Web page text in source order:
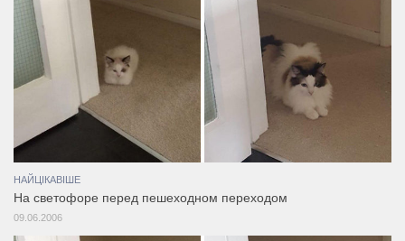
НАЙЦІКАВІШЕ
На светофоре перед пешеходном переходом
09.06.2006